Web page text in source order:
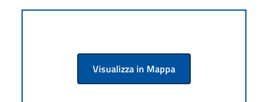
Visualizza in Mappa